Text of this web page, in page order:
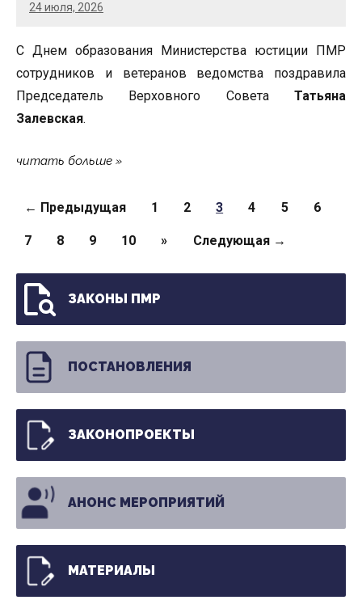
24 июля, 2026
С Днем образования Министерства юстиции ПМР
сотрудников и ветеранов ведомства поздравила
Председатель Верховного Совета Татьяна
Залевская.
читать больше
Страницы
← Предыдущая 1 2 3 4 5 6
7 8 9 10 » Следующая →
ЗАКОНЫ ПМР
ПОСТАНОВЛЕНИЯ
ЗАКОНОПРОЕКТЫ
АНОНС МЕРОПРИЯТИЙ
МАТЕРИАЛЫ